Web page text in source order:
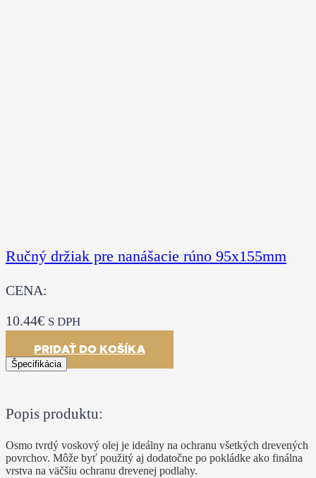
Ručný držiak pre nanášacie rúno 95x155mm
CENA:
10.44€ S DPH
PRIDAŤ DO KOŠÍKA
Špecifikácia
Popis produktu:
Osmo tvrdý voskový olej je ideálny na ochranu všetkých drevených
povrchov. Môže byť použitý aj dodatočne po pokládke ako finálna
vrstva na väčšiu ochranu drevenej podlahy.